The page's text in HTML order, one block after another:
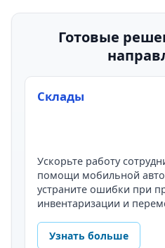
Готовые
Склады
Ускорьте работу
помощи мобильной
устраните ошибки при
инвентаризации и
Узнать больше